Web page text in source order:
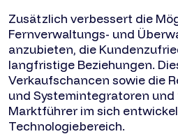
Zusätzlich verbessert die
Fernverwaltungs- und
anzubieten, die
langfristige Beziehungen.
Verkaufschancen sowie die
und Systemintegratoren und
Marktführer im sich
Technologiebereich.